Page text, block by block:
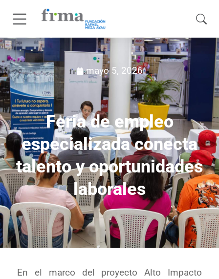
mayo 5, 2026
Feria de empleo
especializada conecta
talento y oportunidades
laborales
En el marco del proyecto Alto Impacto